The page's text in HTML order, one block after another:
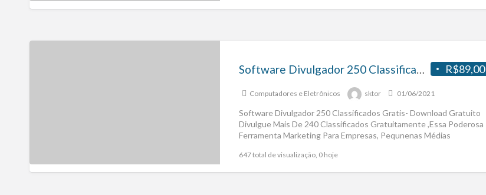
R$89,00
Software Divulgador 250 Classificados Gratis- Download Gratuito
Computadores e Eletrônicos sktor 01/06/2021
Software Divulgador 250 Classificados Gratis- Download Gratuito
Divulgue Mais De 240 Classificados Gratuitamente ,Essa Poderosa
Ferramenta Marketing Para Empresas, Pequnenas Médias
647 total de visualização, 0 hoje